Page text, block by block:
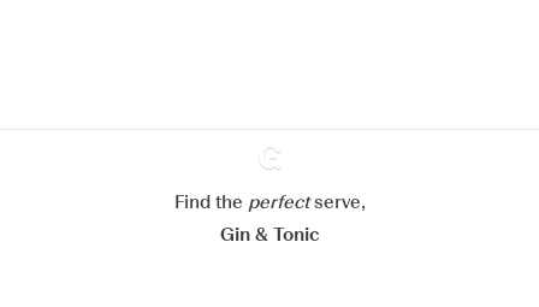
Ginventory
Find the perfectserve,
Gin & Tonic
Paramétrer mes cookies
Refuser tout Accepter tout